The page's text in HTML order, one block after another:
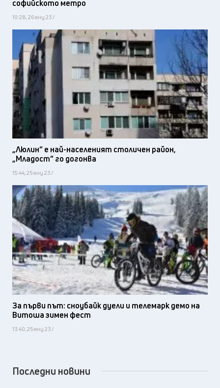
софийското метро
10:28, 26 яну 23 /
„Люлин“ е най-населеният столичен район,
„Младост“ го догонва
15:44, 25 яну 23 /
За първи път: сноубайк дуели и телемарк демо на
Витоша зимен фест
13:40, 25 яну 23 /
Последни новини